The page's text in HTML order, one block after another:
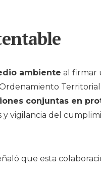
ambiente al firmar
Territorial
conjuntas en
y vigilancia del
que esta